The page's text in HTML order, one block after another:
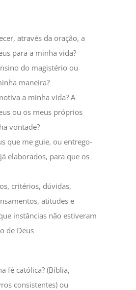
através da oração, a
para a minha vida?
do magistério ou
maneira?
a minha vida? A
ou os meus próprios
vontade?
que me guie, ou entrego-
elaborados, para que os
critérios, dúvidas,
atitudes e
instâncias não estiveram
de Deus
fé católica? (Bíblia,
consistentes) ou